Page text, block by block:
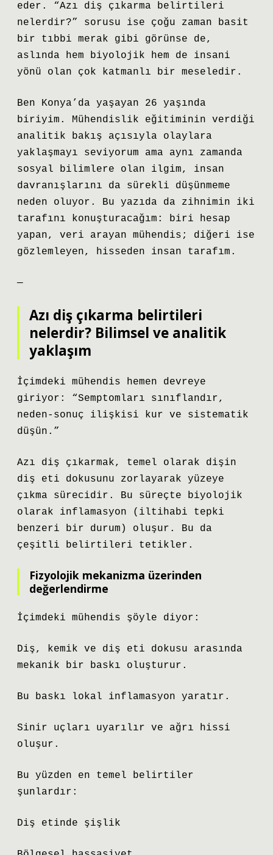
eder. “Azı diş çıkarma belirtileri
nelerdir?” sorusu ise çoğu zaman basit
bir tıbbi merak gibi görünse de,
aslında hem biyolojik hem de insani
yönü olan çok katmanlı bir meseledir.
Ben Konya’da yaşayan 26 yaşında
biriyim. Mühendislik eğitiminin verdiği
analitik bakış açısıyla olaylara
yaklaşmayı seviyorum ama aynı zamanda
sosyal bilimlere olan ilgim, insan
davranışlarını da sürekli düşünmeme
neden oluyor. Bu yazıda da zihnimin iki
tarafını konuşturacağım: biri hesap
yapan, veri arayan mühendis; diğeri ise
gözlemleyen, hisseden insan tarafım.
—
Azı diş çıkarma belirtileri
nelerdir? Bilimsel ve analitik
yaklaşım
İçimdeki mühendis hemen devreye
giriyor: “Semptomları sınıflandır,
neden-sonuç ilişkisi kur ve sistematik
düşün.”
Azı diş çıkarmak, temel olarak dişin
diş eti dokusunu zorlayarak yüzeye
çıkma sürecidir. Bu süreçte biyolojik
olarak inflamasyon (iltihabi tepki
benzeri bir durum) oluşur. Bu da
çeşitli belirtileri tetikler.
Fizyolojik mekanizma üzerinden
değerlendirme
İçimdeki mühendis şöyle diyor:
Diş, kemik ve diş eti dokusu arasında
mekanik bir baskı oluşturur.
Bu baskı lokal inflamasyon yaratır.
Sinir uçları uyarılır ve ağrı hissi
oluşur.
Bu yüzden en temel belirtiler
şunlardır:
Diş etinde şişlik